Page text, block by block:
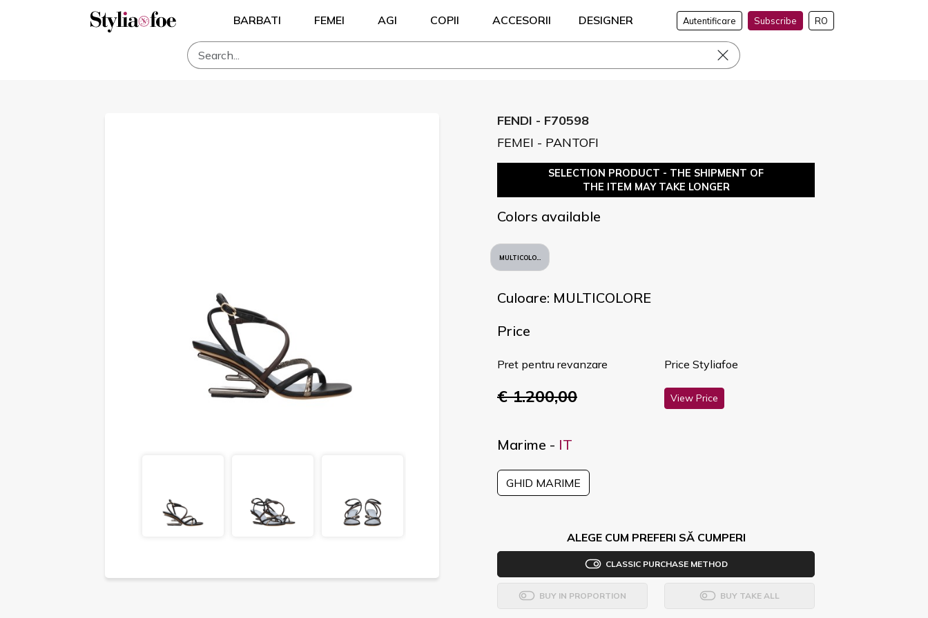
BARBATI FEMEI AGI COPII ACCESORII DESIGNER Autentificare Subscribe RO
FENDI - F70598
FEMEI - PANTOFI
SELECTION PRODUCT - THE SHIPMENT OF
THE ITEM MAY TAKE LONGER
Colors available
MULTICOLORE
Culoare: MULTICOLORE
Price
Pret pentru revanzare
€ 1.200,00
Price Styliafoe
View Price
Marime - IT
GHID MARIME
ALEGE CUM PREFERI SĂ CUMPERI
CLASSIC PURCHASE METHOD
BUY IN PROPORTION BUY TAKE ALL